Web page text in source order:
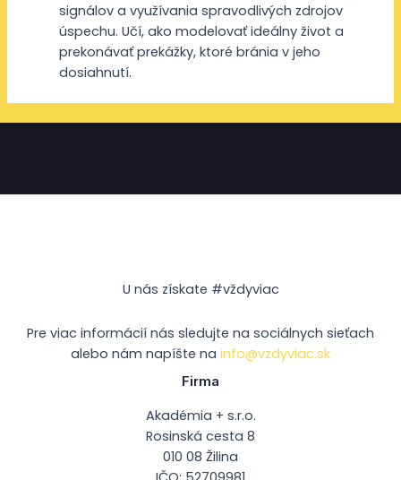
signálov a využívania spravodlivých zdrojov
úspechu. Učí, ako modelovať ideálny život a
prekonávať prekážky, ktoré bránia v jeho
dosiahnutí.
U nás získate #vždyviac
Pre viac informácií nás sledujte na sociálnych sieťach
alebo nám napíšte na info@vzdyviac.sk
Firma
Akadémia + s.r.o.
Rosinská cesta 8
010 08 Žilina